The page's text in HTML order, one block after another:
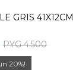
GRIS 41X12CM
PYG 4.500
20